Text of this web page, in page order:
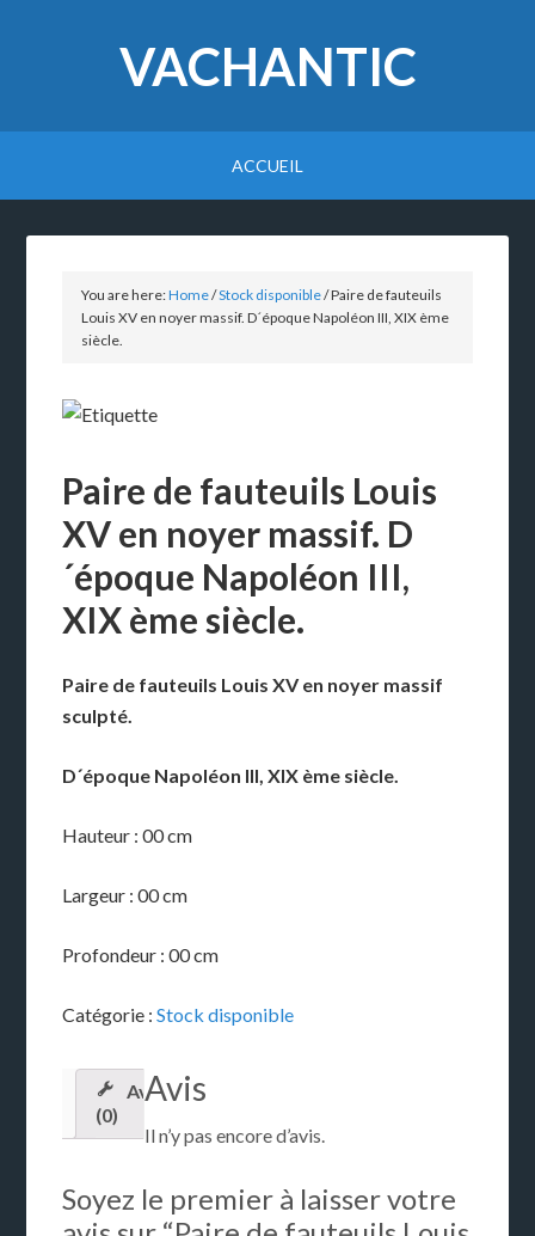
VACHANTIC
ACCUEIL
You are here:Home/Stock disponible/Paire de fauteuils
Louis XV en noyer massif. D´époque Napoléon III, XIX ème
siècle.
Paire de fauteuils Louis
XV en noyer massif. D
´époque Napoléon III,
XIX ème siècle.
Paire de fauteuils Louis XV en noyer massif
sculpté.
D´époque Napoléon III, XIX ème siècle.
Hauteur : 00 cm
Largeur : 00 cm
Profondeur : 00 cm
Catégorie :Stock disponible
Avis
(0)
Avis
Il n’y pas encore d’avis.
Soyez le premier à laisser votre